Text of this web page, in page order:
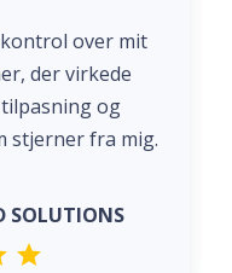
over mit
der virkede
og
stjerner fra mig.
SOLUTIONS